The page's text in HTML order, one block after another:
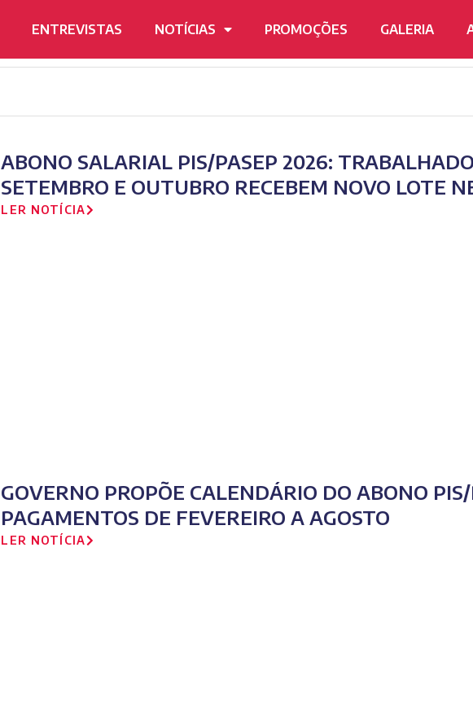
ENTREVISTAS NOTÍCIAS PROMOÇÕES GALERIA
ABONO SALARIAL PIS/PASEP 2026:
SETEMBRO E OUTUBRO RECEBEM NOVO LOTE
LER NOTÍCIA
GOVERNO PROPÕE CALENDÁRIO DO ABONO
PAGAMENTOS DE FEVEREIRO A AGOSTO
LER NOTÍCIA